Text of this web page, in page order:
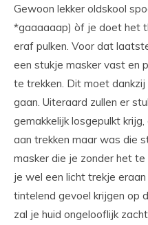
Gewoon lekker oldskool
*gaaaaaap) òf je doet het
eraf pulken. Voor dat
een stukje masker vast en
te trekken. Dit moet
gaan. Uiteraard zullen er
gemakkelijk losgepulkt
aan trekken maar was die
masker die je zonder het
je wel een licht trekje
tintelend gevoel krijgen op
zal je huid ongelooflijk